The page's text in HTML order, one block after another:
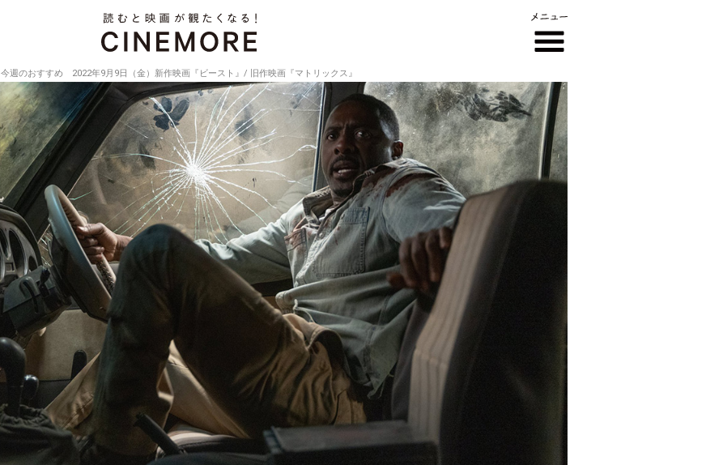
今週のおすすめ 2022年9月9日（金）新作映画『ビースト』/ 旧作映画『マトリックス』